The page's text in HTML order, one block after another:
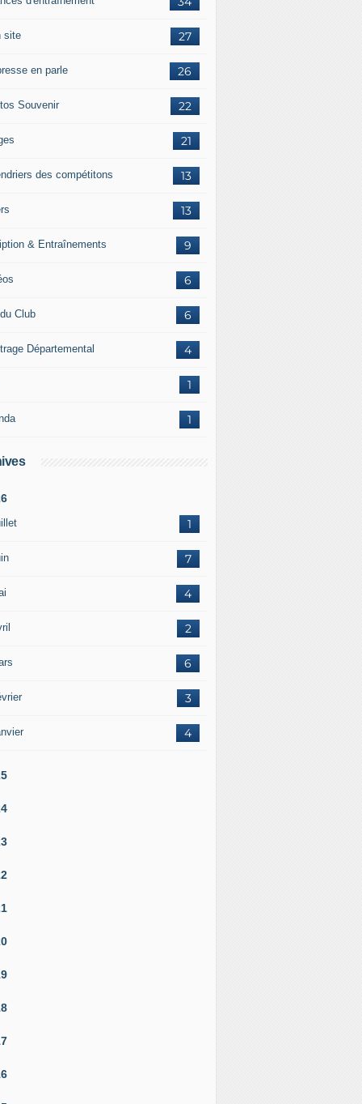
27
site
26
en parle
22
Souvenir
21
13
des compétitons
13
9
& Entraînements
6
6
Club
4
Départemental
1
1
1
7
4
2
6
3
4